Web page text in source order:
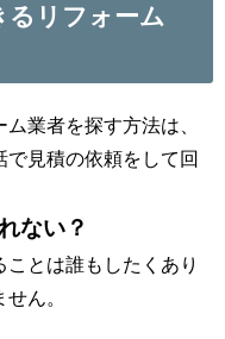
るリフォーム
業者を探す方法は、
見積の依頼をして回
ない？
とは誰もしたくあり
ん。